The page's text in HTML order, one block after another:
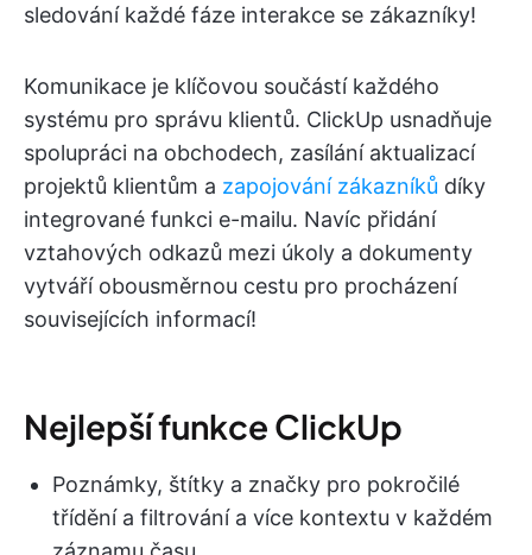
sledování každé fáze interakce se zákazníky!
Komunikace je klíčovou součástí každého
systému pro správu klientů. ClickUp usnadňuje
spolupráci na obchodech, zasílání aktualizací
projektů klientům a zapojování zákazníků díky
integrované funkci e-mailu. Navíc přidání
vztahových odkazů mezi úkoly a dokumenty
vytváří obousměrnou cestu pro procházení
souvisejících informací!
Nejlepší funkce ClickUp
Poznámky, štítky a značky pro pokročilé
třídění a filtrování a více kontextu v každém